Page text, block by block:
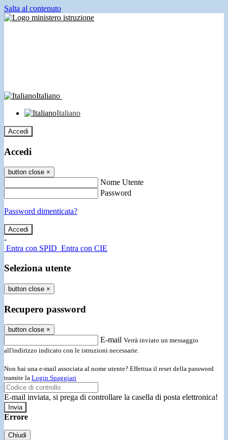
Salta al contenuto
Italiano
Italiano
Accedi
Accedi
button close ×
Nome Utente
Password
Password dimenticata?
-
Entra con SPID Entra con CIE
Seleziona utente
button close ×
Recupero password
button close ×
E-mail Verrà inviato un messaggio
all'indirizzo indicato con le istruzioni necessarie.
Non hai una e-mail associata al nome utente? Effettua il reset della password
tramite la Login Spaggiari
E-mail inviata, si prega di controllare la casella di posta elettronica!
Errore
Chiudi